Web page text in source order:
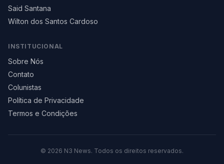
Said Santana
Wilton dos Santos Cardoso
INSTITUCIONAL
Sobre Nós
Contato
Colunistas
Política de Privacidade
Termos e Condições
© 2026 N3 News. Todos os direitos reservados.